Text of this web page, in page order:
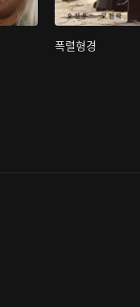
폭렬형경